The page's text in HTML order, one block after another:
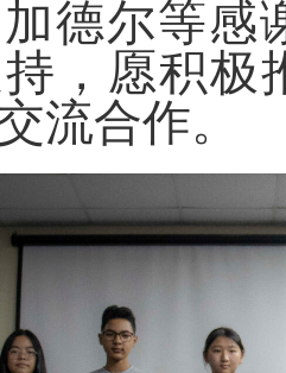
德尔等感
，愿积极
流合作。